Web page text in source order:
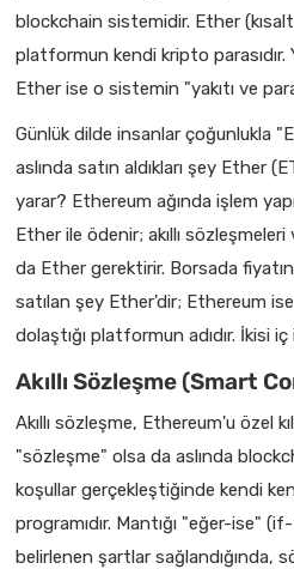
blockchain sistemidir. Ether
platformun kendi kripto
Ether ise o sistemin "yakıtı ve
Günlük dilde insanlar çoğunlukla
aslında satın aldıkları şey Ether
yarar? Ethereum ağında işlem
Ether ile ödenir; akıllı sözleşmeleri
da Ether gerektirir. Borsada
satılan şey Ether'dir; Ethereum
dolaştığı platformun adıdır. İkisi
Akıllı Sözleşme (Smart
Akıllı sözleşme, Ethereum'u özel
"sözleşme" olsa da aslında
koşullar gerçekleştiğinde kendi
programıdır. Mantığı "eğer-ise"
belirlenen şartlar sağlandığında,